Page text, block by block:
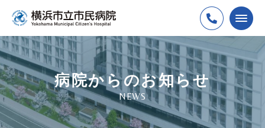
病院からのお知らせ
NEWS